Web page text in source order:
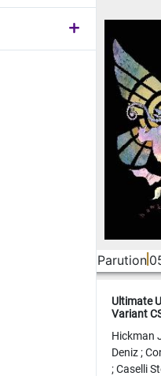
Parution
Ultimate
Variant
Hickman
Deniz;
;Caselli